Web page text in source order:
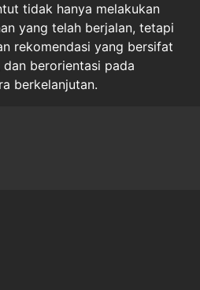
tidak hanya melakukan
yang telah berjalan, tetapi
rekomendasi yang bersifat
berorientasi pada
berkelanjutan.